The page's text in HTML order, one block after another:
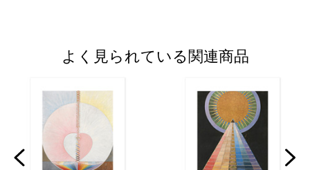
よく見られている関連商品